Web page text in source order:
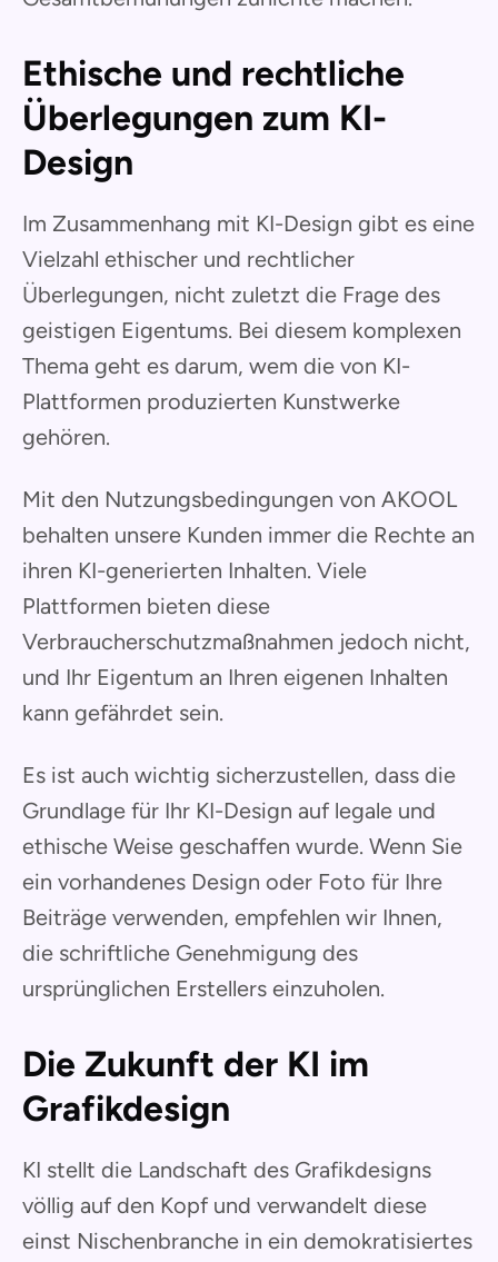
Ethische und rechtliche
Überlegungen zum KI-
Design
Im Zusammenhang mit KI-Design gibt es eine
Vielzahl ethischer und rechtlicher
Überlegungen, nicht zuletzt die Frage des
geistigen Eigentums. Bei diesem komplexen
Thema geht es darum, wem die von KI-
Plattformen produzierten Kunstwerke
gehören.
Mit den Nutzungsbedingungen von AKOOL
behalten unsere Kunden immer die Rechte an
ihren KI-generierten Inhalten. Viele
Plattformen bieten diese
Verbraucherschutzmaßnahmen jedoch nicht,
und Ihr Eigentum an Ihren eigenen Inhalten
kann gefährdet sein.
Es ist auch wichtig sicherzustellen, dass die
Grundlage für Ihr KI-Design auf legale und
ethische Weise geschaffen wurde. Wenn Sie
ein vorhandenes Design oder Foto für Ihre
Beiträge verwenden, empfehlen wir Ihnen,
die schriftliche Genehmigung des
ursprünglichen Erstellers einzuholen.
Die Zukunft der KI im
Grafikdesign
KI stellt die Landschaft des Grafikdesigns
völlig auf den Kopf und verwandelt diese
einst Nischenbranche in ein demokratisiertes